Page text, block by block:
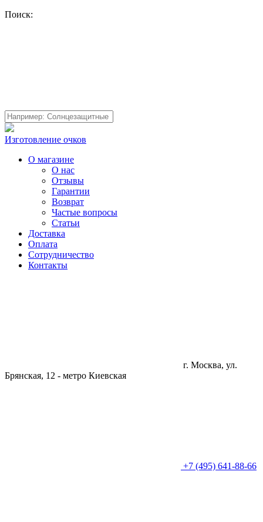
Поиск:
Изготовление очков
О магазине
О нас
Отзывы
Гарантии
Возврат
Частые вопросы
Статьи
Доставка
Оплата
Сотрудничество
Контакты
г. Москва, ул.
Брянская, 12 - метро Киевская
+7 (495) 641-88-66